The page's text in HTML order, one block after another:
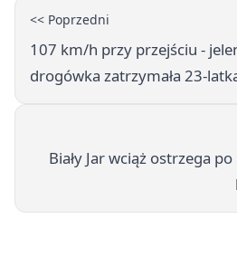
<< Poprzedni
107 km/h przy przejściu -
drogówka zatrzymała 23-
Biały Jar wciąż ostrzega